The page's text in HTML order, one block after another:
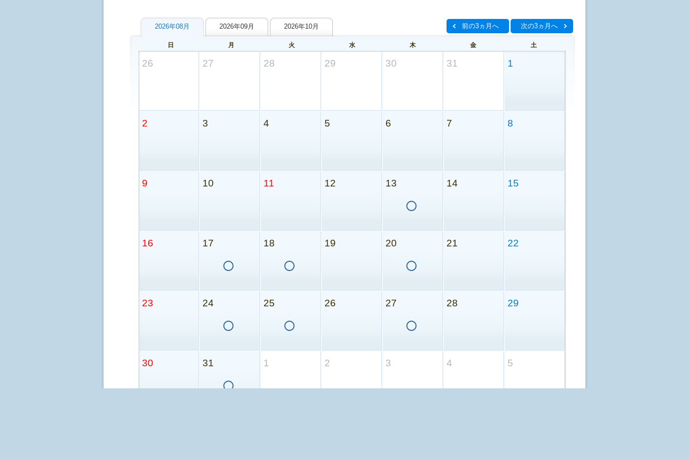
前の3ヵ月へ 次の3ヵ月へ
2026年08月 2026年09月 2026年10月
日 月 火 水 木 金 土
26 27 28 29 30 31 1
2 3 4 5 6 7 8
9 10 11 12 13
○
14 15
16 17
○
18
○
19 20
○
21 22
23 24
○
25
○
26 27
○
28 29
30 31
○
1 2 3 4 5